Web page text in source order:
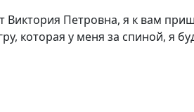
Виктория Петровна, я к вам
которая у меня за спиной, я